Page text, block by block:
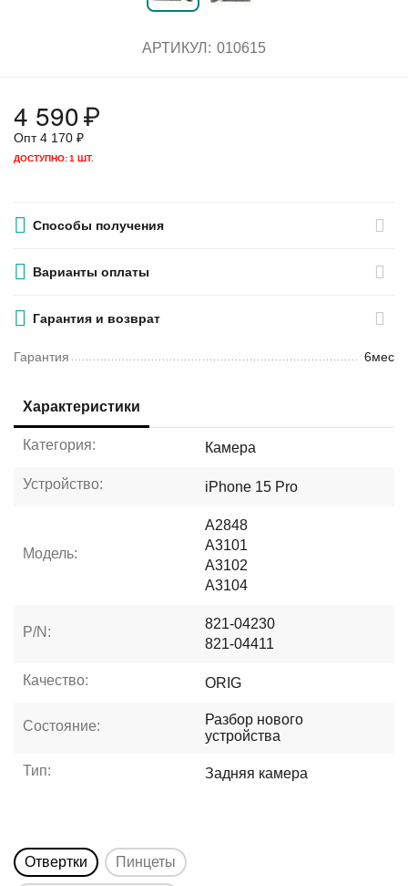
АРТИКУЛ: 010615
4 590₽
Опт4 170 ₽
ДОСТУПНО:1 ШТ.
Способы получения
Варианты оплаты
Гарантия и возврат
Гарантия 6мес
Характеристики
Категория: Камера
Устройство: iPhone 15 Pro
Модель:
A2848
A3101
A3102
A3104
P/N:
821-04230
821-04411
Качество: ORIG
Состояние:
Разбор нового
устройства
Тип: Задняя камера
Отвертки Пинцеты